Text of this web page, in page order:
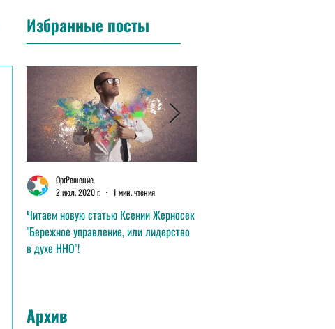
Избранные посты
Читаем новую статью Ксении Жерносек
"Бережное управление, или лидерство
в духе ННО"!
ОргРешение
2 июл. 2020 г.
1 мин. чтения
Архив